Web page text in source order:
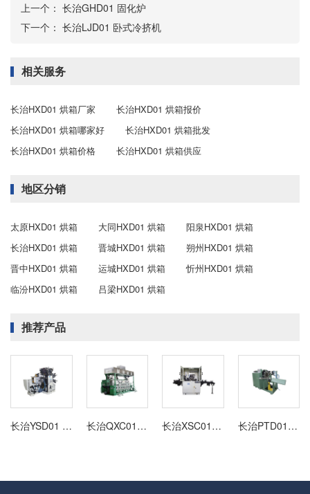
上一个： 长治GHD01 固化炉
下一个： 长治LJD01 卧式冷挤机
相关服务
长治HXD01 烘箱厂家
长治HXD01 烘箱报价
长治HXD01 烘箱哪家好
长治HXD01 烘箱批发
长治HXD01 烘箱价格
长治HXD01 烘箱供应
地区分销
太原HXD01 烘箱 大同HXD01 烘箱
阳泉HXD01 烘箱
长治HXD01 烘箱
晋城HXD01 烘箱
朔州HXD01 烘箱
晋中HXD01 烘箱
运城HXD01 烘箱
忻州HXD01 烘箱
临汾HXD01 烘箱
吕梁HXD01 烘箱
推荐产品
长治YSD01 铝软管四色印刷机 长治QXC01 清洗机 长治XSC01 修饰机 长治PTD01 内壁喷涂机